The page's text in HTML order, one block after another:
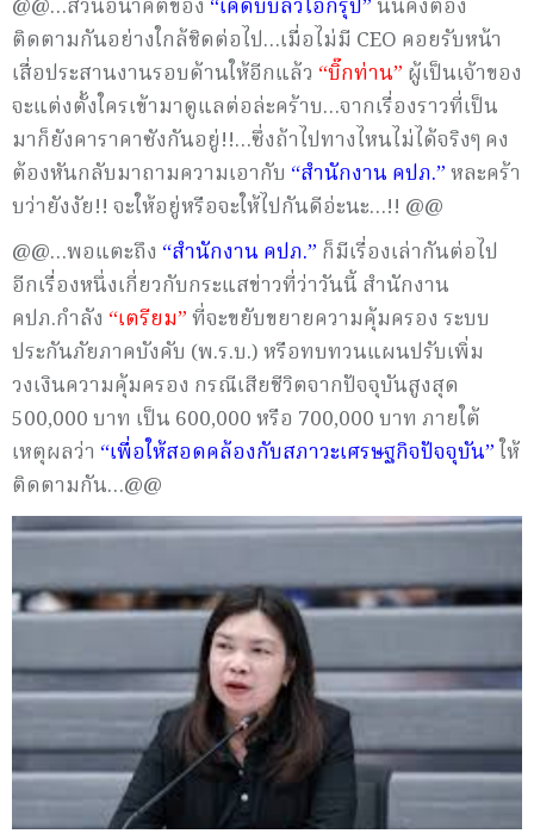
@@…ส่วนอนาคตของ “เคดับบลิวไอกรุ๊ป”นั้นคงต้อง
ติดตามกันอย่างใกล้ชิดต่อไป…เมื่อไม่มี CEO คอยรับหน้า
เสื่อประสานงานรอบด้านให้อีกแล้ว “บิ๊กท่าน” ผู้เป็นเจ้าของ
จะแต่งตั้งใครเข้ามาดูแลต่อล่ะคร้าบ…จากเรื่องราวที่เป็น
มาก็ยังคาราคาซังกันอยู่!!…ซึ่งถ้าไปทางไหนไม่ได้จริงๆ คง
ต้องหันกลับมาถามความเอากับ “สำนักงาน คปภ.”หละคร้า
บว่ายังงัย!! จะให้อยู่หรือจะให้ไปกันดีอ่ะนะ…!! @@
@@…พอแตะถึง “สำนักงาน คปภ.” ก็มีเรื่องเล่ากันต่อไป
อีกเรื่องหนึ่งเกี่ยวกับกระแสข่าวที่ว่าวันนี้ สำนักงาน
คปภ.กำลัง “เตรียม”ที่จะขยับขยายความคุ้มครอง ระบบ
ประกันภัยภาคบังคับ (พ.ร.บ.) หรือทบทวนแผนปรับเพิ่ม
วงเงินความคุ้มครอง กรณีเสียชีวิตจากปัจจุบันสูงสุด
500,000 บาท เป็น 600,000 หรือ 700,000 บาท ภายใต้
เหตุผลว่า “เพื่อให้สอดคล้องกับสภาวะเศรษฐกิจปัจจุบัน” ให้
ติดตามกัน…@@